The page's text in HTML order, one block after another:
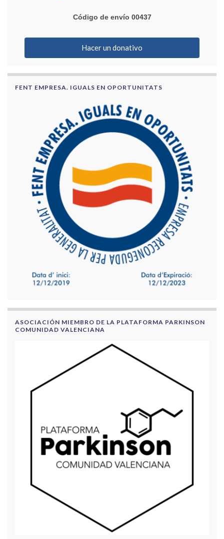
Código de envío 00437
Hacer un donativo
FENT EMPRESA. IGUALS EN OPORTUNITATS
ASOCIACIÓN MIEMBRO DE LA PLATAFORMA PARKINSON
COMUNIDAD VALENCIANA